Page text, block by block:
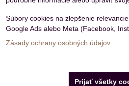
Zásady ochrany
Súbory cookies na zlepšenie
Google Ads alebo Meta (Facebook,
Zásady ochrany osobných údajov
Prijať všetky